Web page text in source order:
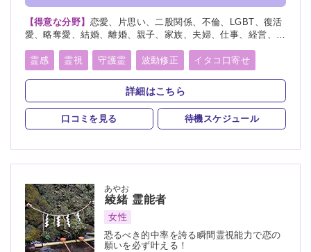
【得意な分野】 恋愛、片思い、二股関係、不倫、LGBT、復活
愛、略奪愛、結婚、離婚、親子、家族、夫婦、仕事、経営、適
霊感
霊視 守護霊 波動修正 イタコ口寄せ
詳細はこちら
口コミを見る 待機スケジュール
綾緒
あやお
霊能者
女性
恐るべき的中率を誇る瞬間霊視能力で恋の
願いを必ず叶える！